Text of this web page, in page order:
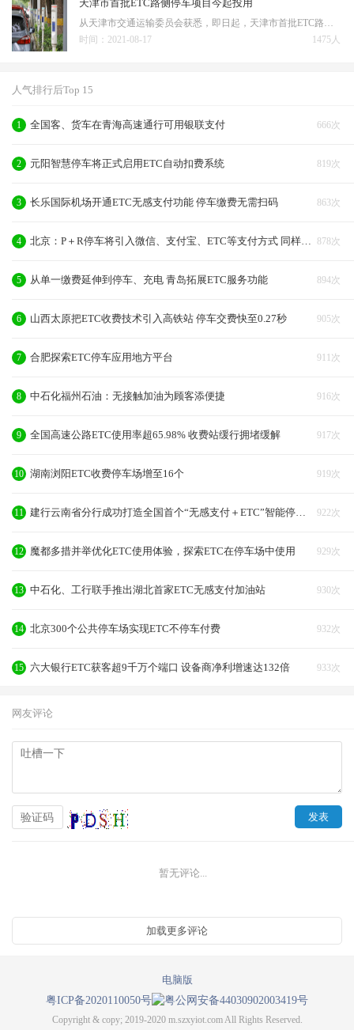
天津市首批ETC路侧停车项目今起投用
1475人
时间：2021-08-17
人气排行后Top 15
666次
1 全国客、货车在青海高速通行可用银联支付
819次
2 元阳智慧停车将正式启用ETC自动扣费系统
863次
3 长乐国际机场开通ETC无感支付功能 停车缴费无需扫码
878次
4
894次
5 从单一缴费延伸到停车、充电 青岛拓展ETC服务功能
905次
6 山西太原把ETC收费技术引入高铁站 停车交费快至0.27秒
911次
7 合肥探索ETC停车应用地方平台
916次
8 中石化福州石油：无接触加油为顾客添便捷
917次
9 全国高速公路ETC使用率超65.98% 收费站缓行拥堵缓解
919次
10 湖南浏阳ETC收费停车场增至16个
922次
11
929次
12 魔都多措并举优化ETC使用体验，探索ETC在停车场中使用
930次
13 中石化、工行联手推出湖北首家ETC无感支付加油站
932次
14 北京300个公共停车场实现ETC不停车付费
933次
15 六大银行ETC获客超9千万个端口 设备商净利增速达132倍
网友评论
暂无评论...
电脑版
粤ICP备2020110050号
粤公网安备44030902003419号
Copyright & copy; 2019-2020 m.szxyiot.com All Rights Reserved.